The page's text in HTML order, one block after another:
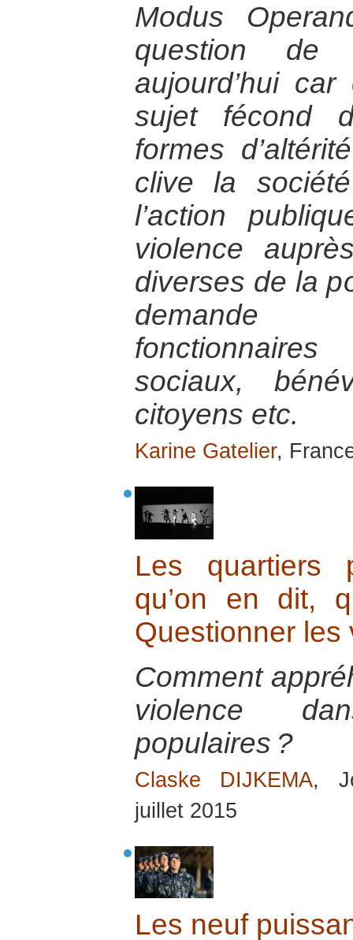
Modus
question de
aujourd’hui
sujet fécond
formes
clive la
l’action
violence
diverses de la
demande
sociaux,
citoyens etc.
Karine Gatelier,
Les quartiers
qu’on en dit,
Questionner les
Comment
violence
populaires ?
Claske DIJKEMA,
juillet 2015
Les neuf